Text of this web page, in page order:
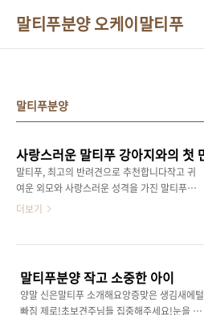
말티푸분양 오케이말티푸
말티푸분양
말티푸, 최고의 반려견으로 추천합니다작고 귀
여운 외모와 사랑스러운 성격을 가진 말티푸는
많은 반려인들에게 인기 있는 강아지 품종입니
면,지금 브리더클럽에서 말티푸의 매력을 만나
보세요! 말티푸의 특별한 성격과 장점말티푸
는 애교 많고 친화력 높은 성격으로가족 구성원
더보기
말티푸분양 작고 소중한 아이
양말 신은말티푸 소개해요앙증맞은 생김새에털
빠짐 제로!초보견주님들 집중해주세요!눈을 감